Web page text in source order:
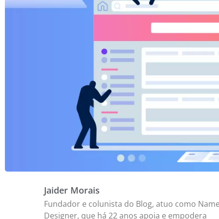
Jaider Morais
Fundador e colunista do Blog, atuo como
Designer, que há 22 anos apoia e empodera